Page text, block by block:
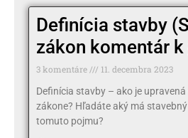
Definícia stavby
zákon komentár k
3 komentáre
11. decembra 2023
Definícia stavby – ako je
zákone? Hľadáte aký má
tomuto pojmu?